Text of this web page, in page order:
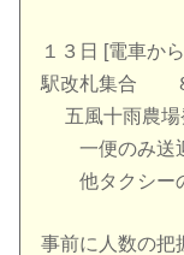
１３日 [電車か
駅改札集合
五風十雨
一便のみ送迎
他タクシー
事前に人数の把